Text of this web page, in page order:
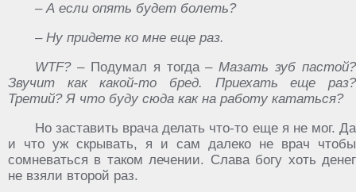
– А если опять будет болеть?
– Ну придете ко мне еще раз.
WTF?– Подумал я тогда– Мазать зуб пастой?
Звучит как какой-то бред. Приехать еще раз?
Третий? Я что буду сюда как на работу кататься?
Но заставить врача делать что-то еще я не мог. Да
и что уж скрывать, я и сам далеко не врач чтобы
сомневаться в таком лечении. Слава богу хоть денег
не взяли второй раз.